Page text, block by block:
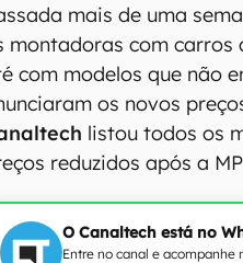
mais de uma
montadoras com
com modelos que não
os novos
listou todos os
reduzidos após a
O Canaltech está no
Entre no canal e acompanhe